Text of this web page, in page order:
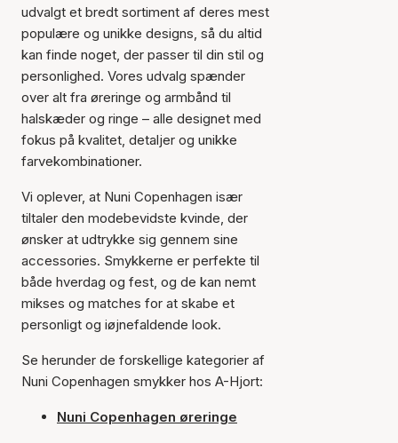
udvalgt et bredt sortiment af deres mest
populære og unikke designs, så du altid
kan finde noget, der passer til din stil og
personlighed. Vores udvalg spænder
over alt fra øreringe og armbånd til
halskæder og ringe – alle designet med
fokus på kvalitet, detaljer og unikke
farvekombinationer.
Vi oplever, at Nuni Copenhagen især
tiltaler den modebevidste kvinde, der
ønsker at udtrykke sig gennem sine
accessories. Smykkerne er perfekte til
både hverdag og fest, og de kan nemt
mikses og matches for at skabe et
personligt og iøjnefaldende look.
Se herunder de forskellige kategorier af
Nuni Copenhagen smykker hos A-Hjort:
Nuni Copenhagen øreringe